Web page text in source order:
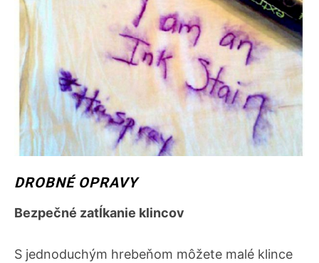
DROBNÉ OPRAVY
Bezpečné zatĺkanie klincov
S jednoduchým hrebeňom môžete malé klince